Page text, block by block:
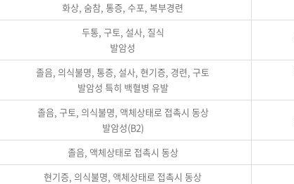
화상, 숨참, 통증, 수포, 복부경련
두통, 구토, 설사, 질식
발암성
졸음, 의식불명, 통증, 설사, 현기증, 경련, 구토
발암성 특히 백혈병 유발
졸음, 구토, 의식불명, 액체상태로 접촉시 동상
발암성(B2)
졸음, 액체상태로 접촉시 동상
현기증, 의식불명, 액체상태로 접촉시 동상